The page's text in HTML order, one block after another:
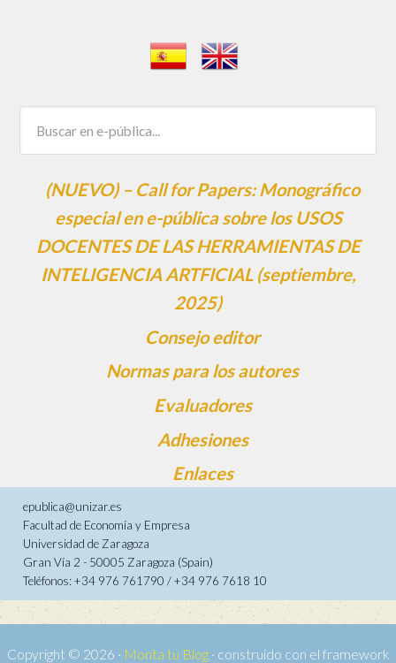
(NUEVO) – Call for Papers: Monográfico
especial en e-pública sobre los USOS
DOCENTES DE LAS HERRAMIENTAS DE
INTELIGENCIA ARTFICIAL (septiembre,
2025)
Consejo editor
Normas para los autores
Evaluadores
Adhesiones
Enlaces
epublica@unizar.es
Facultad de Economía y Empresa
Universidad de Zaragoza
Gran Vía 2 - 50005 Zaragoza (Spain)
Teléfonos: +34 976 761790 / +34 976 7618 10
Copyright © 2026 · Monta tu Blog· construido con el framework